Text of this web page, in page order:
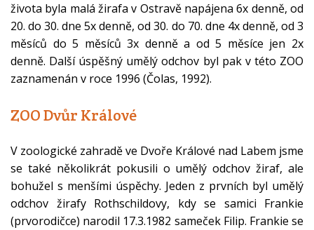
života byla malá žirafa v Ostravě napájena 6x denně, od
20. do 30. dne 5x denně, od 30. do 70. dne 4x denně, od 3
měsíců do 5 měsíců 3x denně a od 5 měsíce jen 2x
denně. Další úspěšný umělý odchov byl pak v této ZOO
zaznamenán v roce 1996 (Čolas, 1992).
ZOO Dvůr Králové
V zoologické zahradě ve Dvoře Králové nad Labem jsme
se také několikrát pokusili o umělý odchov žiraf, ale
bohužel s menšími úspěchy. Jeden z prvních byl umělý
odchov žirafy Rothschildovy, kdy se samici Frankie
(prvorodičce) narodil 17.3.1982 sameček Filip. Frankie se